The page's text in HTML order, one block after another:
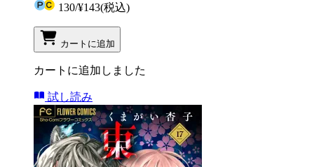
130/¥143(税込)
カートに追加
カートに追加しました
試し読み